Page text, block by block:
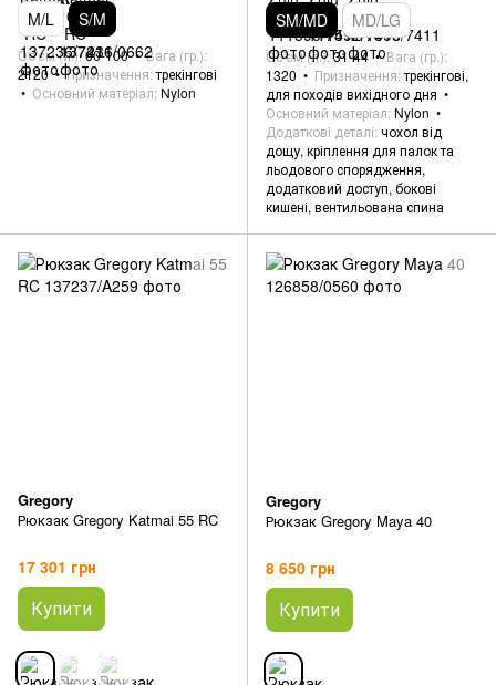
M/L S/M
Об'єм (л.) 60-100
Вага (гр.)
2120
Призначення трекінгові
Основний матеріал Nylon
SM/MD MD/LG
Об'єм (л.) 31-44
Вага (гр.)
1320
Призначення трекінгові,
для походів вихідного дня
Основний матеріал Nylon
Додаткові деталі чохол від
дощу, кріплення для палок та
льодового спорядження,
додатковий доступ, бокові
кишені, вентильована спина
Gregory
Рюкзак Gregory Katmai 55 RC
17 301 грн
Купити
Gregory
Рюкзак Gregory Maya 40
8 650 грн
Купити